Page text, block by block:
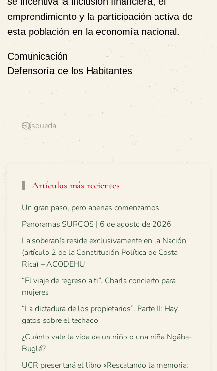
emprendimiento y la participación activa de
esta población en la economía nacional.
Comunicación
Defensoría de los Habitantes
Artículos más recientes
Un gran paso, pero apenas comenzamos
Panoramas SURCOS | 6 de agosto de 2026
La soberanía reside exclusivamente en la Nación
(artículo 2 de la Constitución Política de Costa
Rica) – ACODEHU
“El viaje de regreso a ti”. Charla concierto para
mujeres
“La dictadura de los propietarios”. Parte II: Hay
gatos sobre el techado
¿Cuánto vale la vida de un niño o una niña Ngäbe-
Buglé?
UCR presentará el libro «Rescatando la memoria: